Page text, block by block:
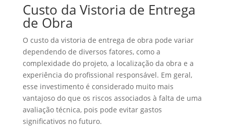
Custo da Vistoria de Entrega
de Obra
O custo da vistoria de entrega de obra pode variar
dependendo de diversos fatores, como a
complexidade do projeto, a localização da obra e a
experiência do profissional responsável. Em geral,
esse investimento é considerado muito mais
vantajoso do que os riscos associados à falta de uma
avaliação técnica, pois pode evitar gastos
significativos no futuro.